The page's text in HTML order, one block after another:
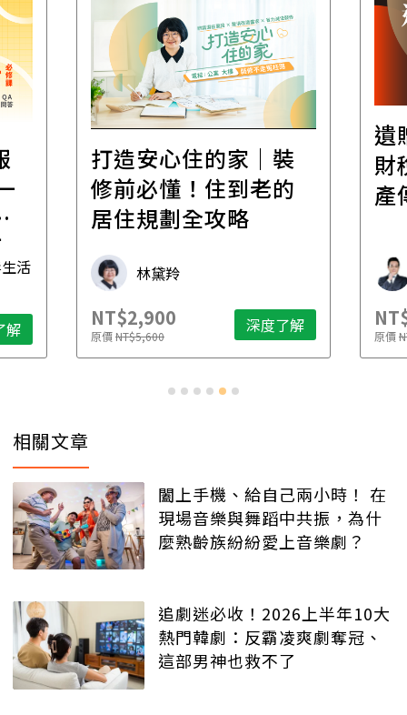
活
解
打造安心住的家｜裝
修前必懂！住到老的
居住規劃全攻略
林黛羚
NT$2,900
原價NT$5,600 深度了解
遺
財
產
原價
相關文章
闔上手機、給自己兩小時！ 在
現場音樂與舞蹈中共振，為什
麼熟齡族紛紛愛上音樂劇？
追劇迷必收！2026上半年10大
熱門韓劇：反霸凌爽劇奪冠、
這部男神也救不了